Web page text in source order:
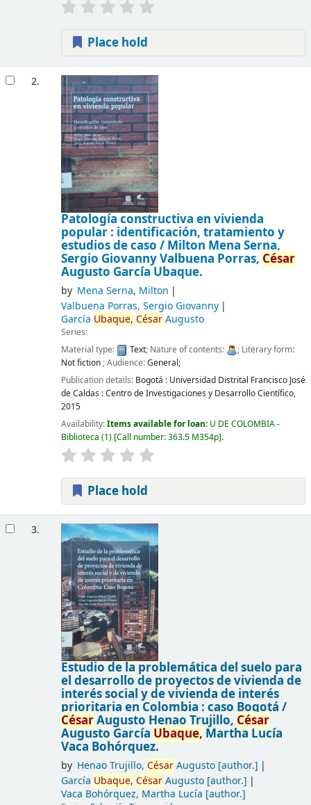
Place hold
2.
Patología constructiva en vivienda
popular : identificación, tratamiento y
estudios de caso / Milton Mena Serna,
Sergio Giovanny Valbuena Porras, César
Augusto García Ubaque.
by Mena Serna, Milton
Valbuena Porras, Sergio Giovanny
García Ubaque, CésarAugusto
Series:
Material type:
Text; Nature of contents:
; Literary form:
Not fiction; Audience:General;
Publication details: Bogotá : Universidad Distrital Francisco José
de Caldas : Centro de Investigaciones y Desarrollo Científico,
2015
Availability:Items available for loan: U DE COLOMBIA -
Biblioteca (1) Call number:363.5 M354p .
Place hold
3.
Estudio de la problemática del suelo para
el desarrollo de proyectos de vivienda de
interés social y de vivienda de interés
prioritaria en Colombia : caso Bogotá /
CésarAugusto Henao Trujillo, César
Augusto García Ubaque, Martha Lucía
Vaca Bohórquez.
by Henao Trujillo, CésarAugusto[author.]
García Ubaque, CésarAugusto[author.]
Vaca Bohórquez, Martha Lucía [author.]